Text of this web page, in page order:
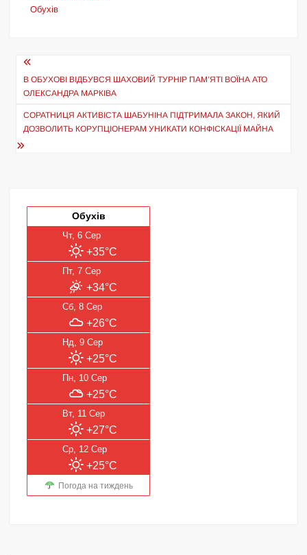
Обухів
Навігація
записів
В ОБУХОВІ ВІДБУВСЯ ШАХОВИЙ ТУРНІР ПАМ’ЯТІ ВОЇНА АТО
ОЛЕКСАНДРА МАРКІВА
СОРАТНИЦЯ АКТИВІСТА ШАБУНІНА ПІДТРИМАЛА ЗАКОН, ЯКИЙ
ДОЗВОЛИТЬ КОРУПЦІОНЕРАМ УНИКАТИ КОНФІСКАЦІЇ МАЙНА
Обухів
Чт, 6 Сер
+35°C
Пт, 7 Сер
+34°C
Сб, 8 Сер
+26°C
Нд, 9 Сер
+25°C
Пн, 10 Сер
+25°C
Вт, 11 Сер
+27°C
Ср, 12 Сер
+25°C
Погода на тиждень